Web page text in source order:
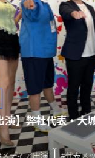
とばん!!!』出演！